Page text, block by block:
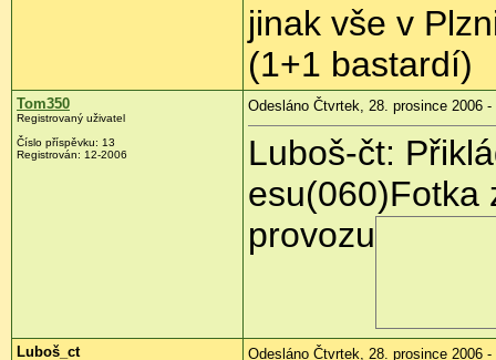
jinak vše v
(1+1 bastardí)
Tom350
Registrovaný uživatel
Číslo příspěvku: 13
Registrován: 12-2006
Odesláno Čtvrtek, 28. prosince 2006 -
Luboš-čt:
esu(060)Fotka
provozu
Luboš_ct Odesláno Čtvrtek, 28. prosince 2006 -